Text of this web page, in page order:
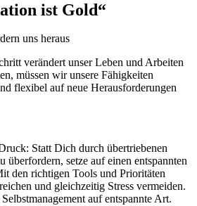
ist Gold“
uns heraus
verändert unser Leben und Arbeiten
müssen wir unsere Fähigkeiten
flexibel auf neue Herausforderungen
Statt Dich durch übertriebenen
überfordern, setze auf einen entspannten
den richtigen Tools und Prioritäten
und gleichzeitig Stress vermeiden.
auf entspannte Art.